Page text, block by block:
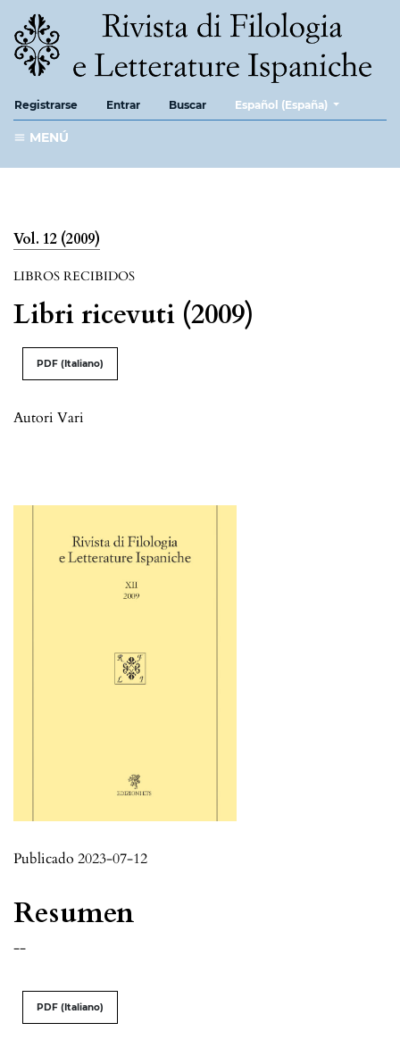
Registrarse Entrar Buscar Español (España)
MENÚ
Vol. 12 (2009)
LIBROS RECIBIDOS
Libri ricevuti (2009)
PDF (Italiano)
Autori Vari
Publicado 2023-07-12
Resumen
--
PDF (Italiano)